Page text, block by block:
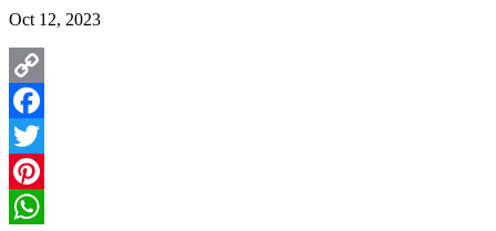
Oct 12, 2023
Copy
Link
Facebook
Twitter
Pinterest